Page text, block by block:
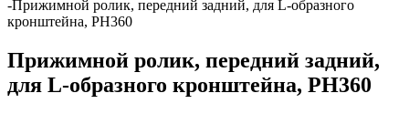
-Прижимной ролик, передний задний, для L-образного
кронштейна, PH360
Прижимной ролик, передний задний,
для L-образного кронштейна, PH360